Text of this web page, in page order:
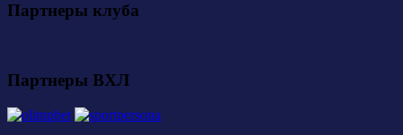
Партнеры клуба
Партнеры ВХЛ